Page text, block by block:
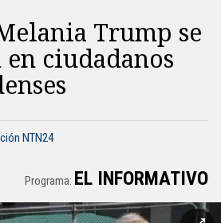
Trump se
ciudadanos
NTN24
Programa: EL INFORMATIVO